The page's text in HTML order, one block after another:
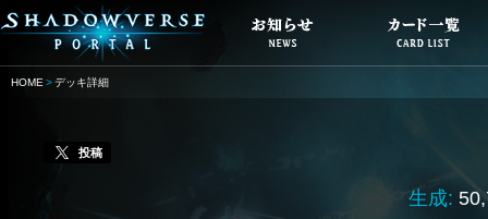
HOME デッキ詳細
投稿
生成: